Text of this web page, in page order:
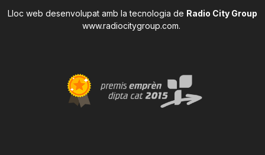
Lloc web desenvolupat amb la tecnologia de Radio City Group
www.radiocitygroup.com.